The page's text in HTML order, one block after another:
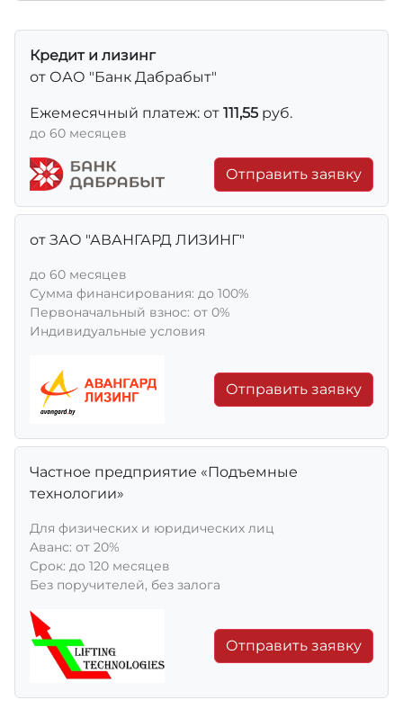
Кредит и лизинг
от ОАО "Банк Дабрабыт"
Ежемесячный платеж: от 111,55 руб.
до 60 месяцев
Отправить заявку
от ЗАО "АВАНГАРД ЛИЗИНГ"
до 60 месяцев
Сумма финансирования: до 100%
Первоначальный взнос: от 0%
Индивидуальные условия
Отправить заявку
Частное предприятие «Подъемные
технологии»
Для физических и юридических лиц
Aванс: от 20%
Срок: до 120 месяцев
Без поручителей, без залога
Отправить заявку